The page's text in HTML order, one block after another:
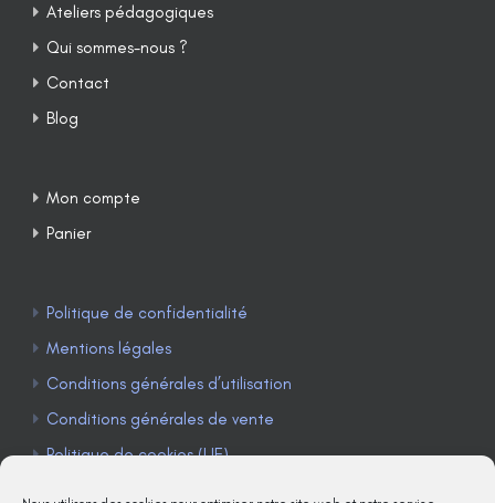
Ateliers pédagogiques
Qui sommes-nous ?
Contact
Blog
Mon compte
Panier
Politique de confidentialité
Mentions légales
Conditions générales d’utilisation
Conditions générales de vente
Politique de cookies (UE)